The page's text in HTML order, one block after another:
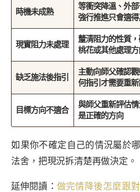
時機未成熟
等衝突降溫、外
強行推進只會適
現實阻力未處理
釐清阻力的性質
桃花或其他處理方
缺乏施法後指引
主動向師父確認
何指引才需要重
目標方向不適合
與師父重新評估
是正確的方向
如果你不確定自己的情況屬於
法舍，把現況拆清楚再做決定。
延伸閱讀： 做完情降後怎麼跟